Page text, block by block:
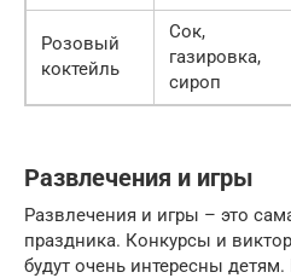
Розовый
коктейль
Сок,
газировка,
сироп
Развлечения и игры
Развлечения и игры – это
праздника. Конкурсы и
будут очень интересны